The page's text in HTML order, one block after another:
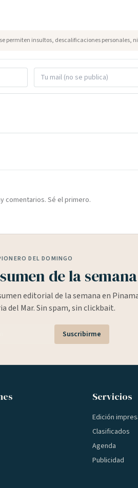
permiten insultos, descalificaciones personales,
comentarios. Sé el primero.
DEL DOMINGO
de la semana
editorial de la semana en
del Mar. Sin spam, sin clickbait.
Suscribirme
Servicios
Edición
Clasificados
Agenda
Publicidad